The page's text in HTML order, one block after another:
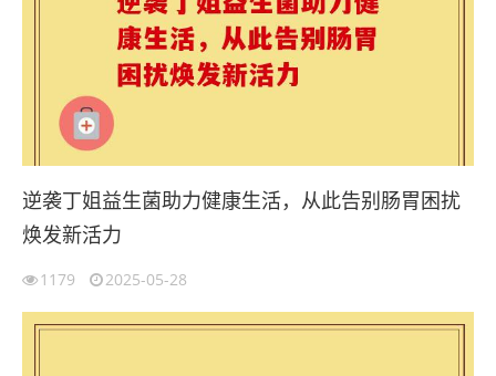
逆袭丁姐益生菌助力健康生活，从此告别肠胃困扰
焕发新活力
1179 2025-05-28